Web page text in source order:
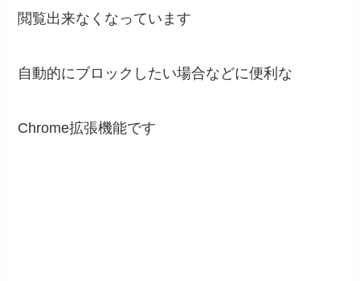
閲覧出来なくなっています
自動的にブロックしたい場合などに便利な
Chrome拡張機能です